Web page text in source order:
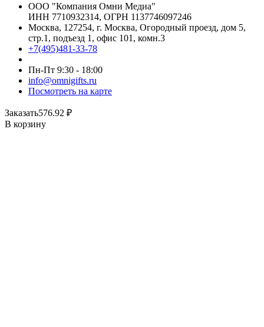
ООО "Компания Омни Медиа"
ИНН 7710932314, ОГРН 1137746097246
Москва, 127254, г. Москва, Огородный проезд, дом 5,
стр.1, подъезд 1, офис 101, комн.3
+7(495)481-33-78
Пн-Пт 9:30 - 18:00
info@omnigifts.ru
Посмотреть на карте
Заказать576.92 ₽
В корзину